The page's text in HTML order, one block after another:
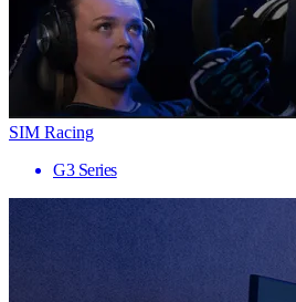
SIM Racing
G3 Series